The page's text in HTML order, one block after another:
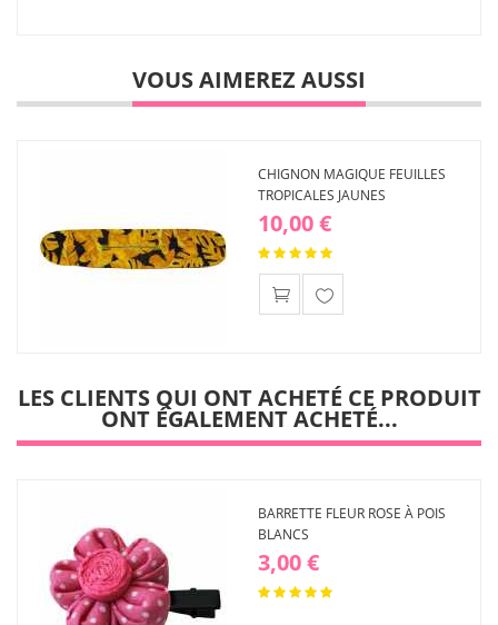
VOUS AIMEREZ AUSSI
CHIGNON MAGIQUE FEUILLES
TROPICALES JAUNES
10,00 €
d'envies
LES CLIENTS QUI ONT ACHETÉ CE PRODUIT
ONT ÉGALEMENT ACHETÉ...
BARRETTE FLEUR ROSE À POIS
BLANCS
3,00 €